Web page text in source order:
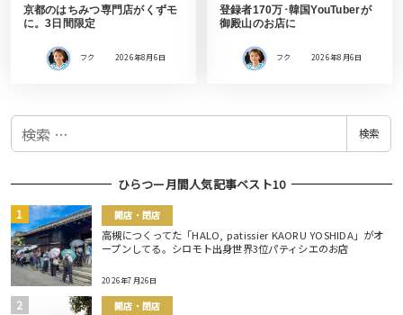
京都のはちみつ専門店がくずモ
に。3日間限定
フク 2026年8月6日
登録者170万･韓国YouTuberが
御殿山のお店に
フク 2026年8月6日
検
検索
ひらつー月間人気記事ベスト10
開店・閉店
高槻につくってた「HALO, patissier KAORU YOSHIDA」がオ
ープンしてる。シロモト出身世界3位パティシエのお店
2026年7月26日
開店・閉店